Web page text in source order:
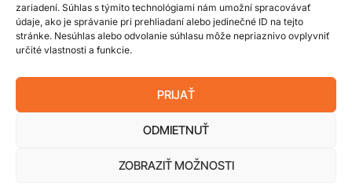
zariadení. Súhlas s týmito technológiami nám umožní spracovávať
údaje, ako je správanie pri prehliadaní alebo jedinečné ID na tejto
stránke. Nesúhlas alebo odvolanie súhlasu môže nepriaznivo ovplyvniť
určité vlastnosti a funkcie.
PRIJAŤ
ODMIETNUŤ
ZOBRAZIŤ MOŽNOSTI